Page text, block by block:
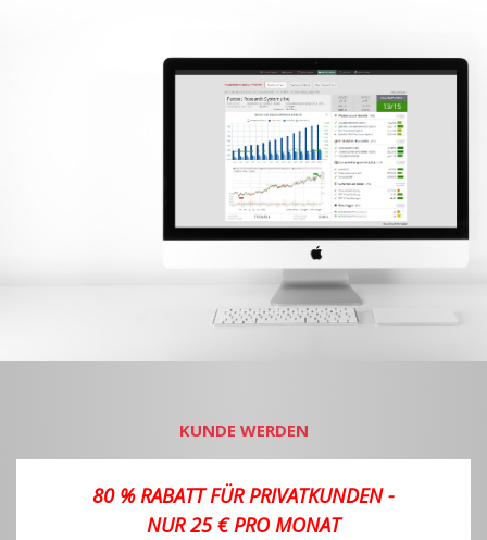
KUNDE WERDEN
80 % RABATT FÜR PRIVATKUNDEN -
NUR 25 € PRO MONAT